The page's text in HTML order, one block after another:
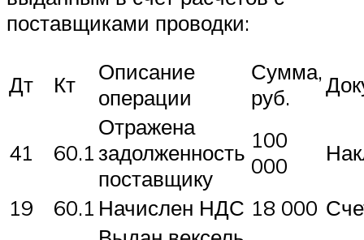
поставщиками проводки:
Дт Кт
Описание
операции
Сумма,
руб.
41 60.1
Отражена
задолженность
поставщику
100
000
19 60.1 Начислен НДС 18 000